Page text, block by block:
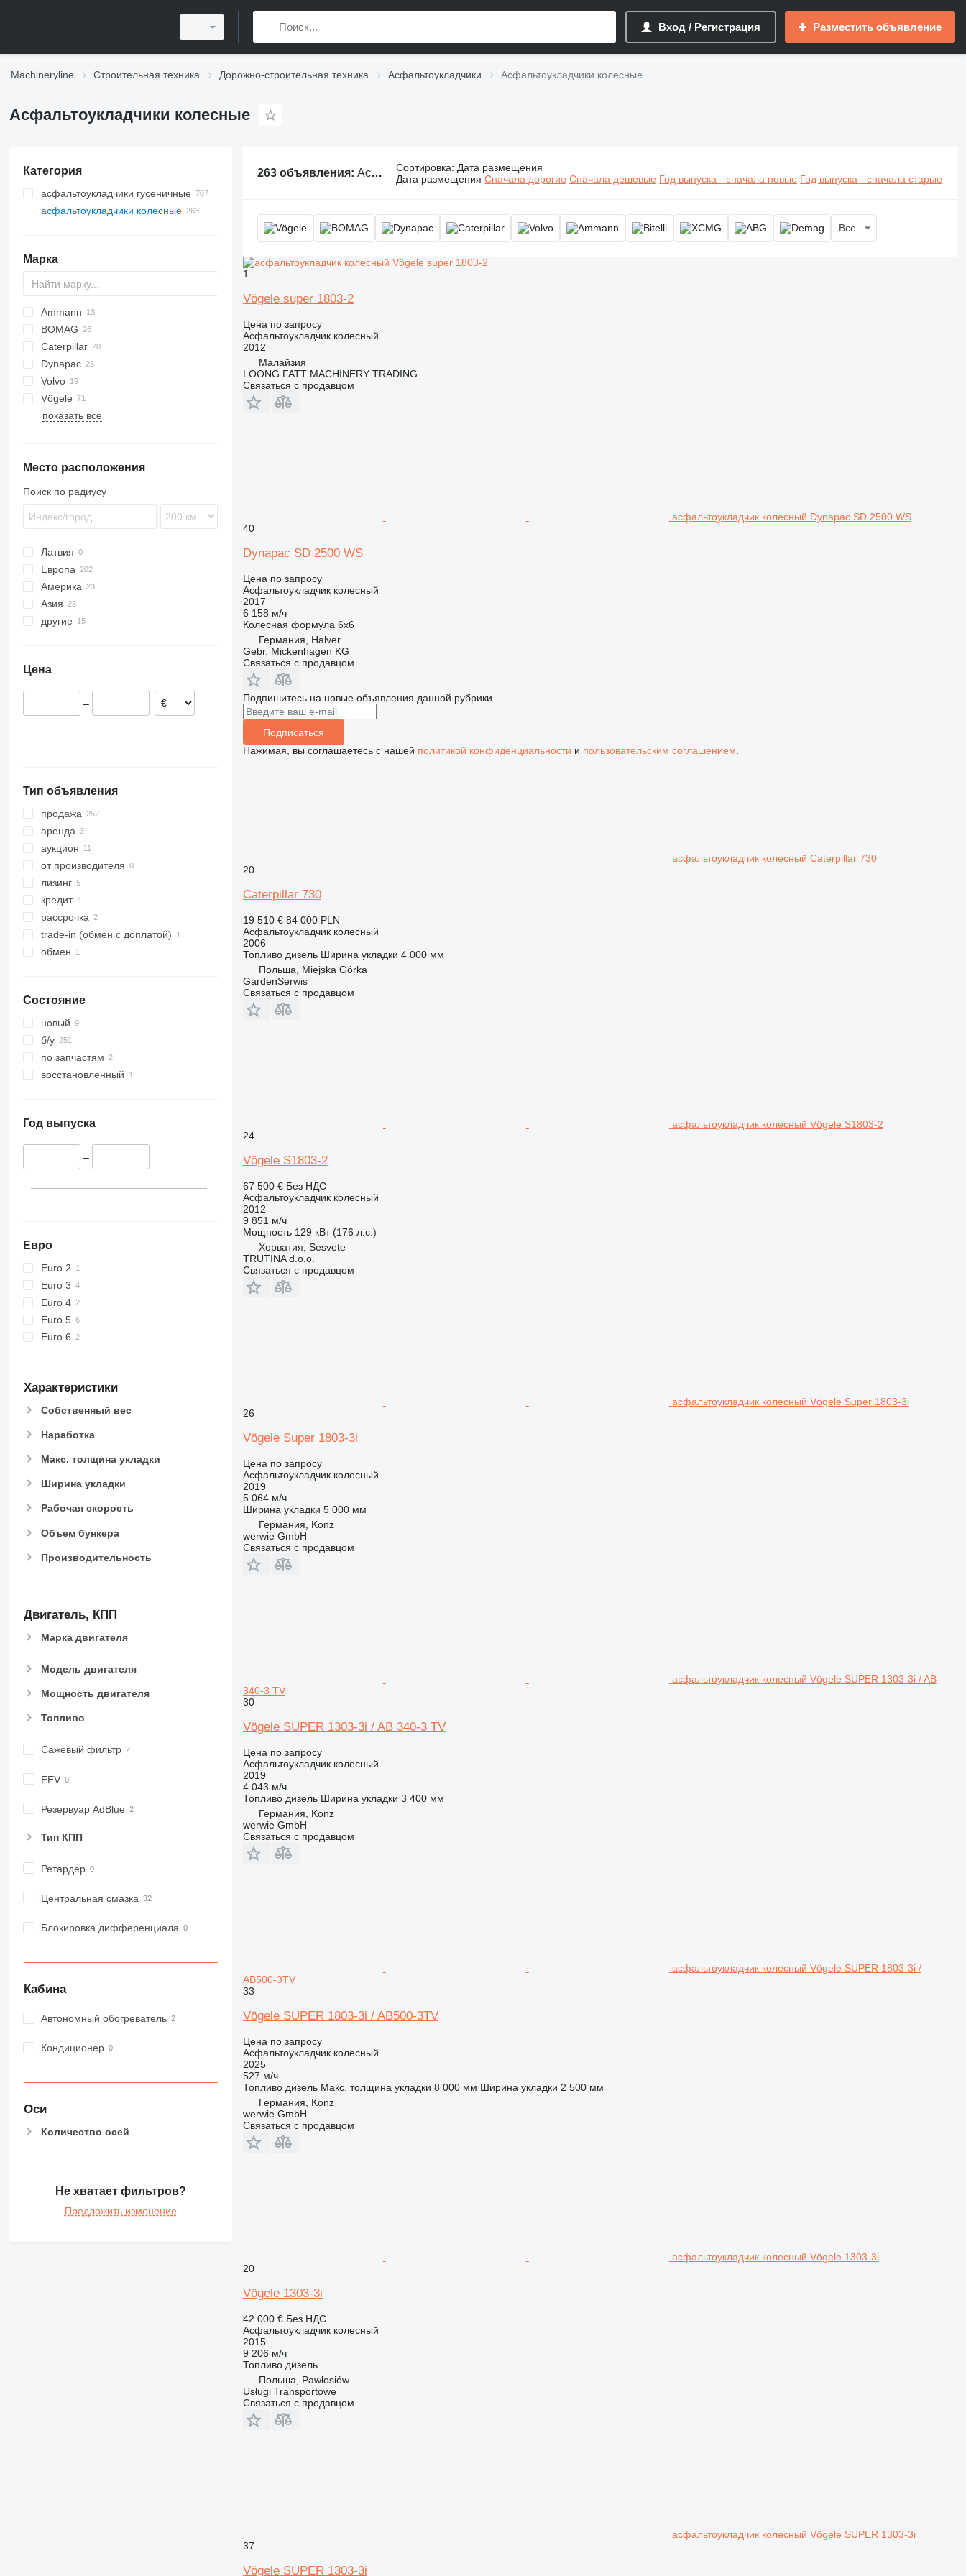
Вход / Регистрация Разместить объявление
Machineryline Строительная техника Дорожно-строительная техника Асфальтоукладчики Асфальтоукладчики колесные
Асфальтоукладчики колесные
Категория
асфальтоукладчики гусеничные
асфальтоукладчики колесные
Марка
Titan
Ammann
AFW
VFA
BOMAG
BF
BB
SF
Caterpillar
730
AP
DF
Dynapac
F series
SD
L-series
MF
MF
SP
SAP
ST
HA
Volvo
6870
Vögele
AB
W-series
RP
показать все
Место расположения
Поиск по радиусу
Латвия
Европа
Италия
Германия
Нидерланды
Литва
Норвегия
Америка
США
Мексика
Азия
Китай
другие
Цена
–
Тип объявления
продажа
аренда
аукцион
от производителя
лизинг
кредит
рассрочка
trade-in (обмен с доплатой)
обмен
Состояние
новый
б/у
по запчастям
восстановленный
Год выпуска
–
Евро
Euro 2
Euro 3
Euro 4
Euro 5
Euro 6
Характеристики
Собственный вес
Наработка
Макс. толщина укладки
Ширина укладки
Рабочая скорость
Объем бункера
Производительность
Двигатель, КПП
Марка двигателя
Модель двигателя
Мощность двигателя
Топливо
Сажевый фильтр
EEV
Резервуар AdBlue
Тип КПП
Ретардер
Центральная смазка
Блокировка дифференциала
Кабина
Автономный обогреватель
Кондиционер
Оси
Количество осей
Не хватает фильтров?
Предложить изменение
263 объявления: Асфальтоукладчики колесные, асфальтоукладчик на колесном ходу Сортировка: Дата размещения
Дата размещения Сначала дорогие Сначала дешевые Год выпуска - сначала новые Год выпуска - сначала старые
Все
1
Vögele super 1803-2
Цена по запросу
Асфальтоукладчик колесный
2012
Малайзия
LOONG FATT MACHINERY TRADING
Связаться с продавцом
асфальтоукладчик колесный Dynapac SD 2500 WS
40
Dynapac SD 2500 WS
Цена по запросу
Асфальтоукладчик колесный
2017
6 158 м/ч
Колесная формула 6x6
Германия, Halver
Gebr. Mickenhagen KG
Связаться с продавцом
Подпишитесь на новые объявления данной рубрики
Подписаться
Нажимая, вы соглашаетесь с нашей политикой конфиденциальности и пользовательским соглашением
асфальтоукладчик колесный Caterpillar 730
20
Caterpillar 730
19 510 € 84 000 PLN
Асфальтоукладчик колесный
2006
Топливо дизель Ширина укладки 4 000 мм
Польша, Miejska Górka
GardenSerwis
Связаться с продавцом
асфальтоукладчик колесный Vögele S1803-2
24
Vögele S1803-2
67 500 € Без НДС
Асфальтоукладчик колесный
2012
9 851 м/ч
Мощность 129 кВт (176 л.с.)
Хорватия, Sesvete
TRUTINA d.o.o.
Связаться с продавцом
асфальтоукладчик колесный Vögele Super 1803-3i
26
Vögele Super 1803-3i
Цена по запросу
Асфальтоукладчик колесный
2019
5 064 м/ч
Ширина укладки 5 000 мм
Германия, Konz
werwie GmbH
Связаться с продавцом
асфальтоукладчик колесный Vögele SUPER 1303-3i / AB
340-3 TV
30
Vögele SUPER 1303-3i / AB 340-3 TV
Цена по запросу
Асфальтоукладчик колесный
2019
4 043 м/ч
Топливо дизель Ширина укладки 3 400 мм
Германия, Konz
werwie GmbH
Связаться с продавцом
асфальтоукладчик колесный Vögele SUPER 1803-3i /
AB500-3TV
33
Vögele SUPER 1803-3i / AB500-3TV
Цена по запросу
Асфальтоукладчик колесный
2025
527 м/ч
Топливо дизель Макс. толщина укладки 8 000 мм Ширина укладки 2 500 мм
Германия, Konz
werwie GmbH
Связаться с продавцом
асфальтоукладчик колесный Vögele 1303-3i
20
Vögele 1303-3i
42 000 € Без НДС
Асфальтоукладчик колесный
2015
9 206 м/ч
Топливо дизель
Польша, Pawłosiów
Usługi Transportowe
Связаться с продавцом
асфальтоукладчик колесный Vögele SUPER 1303-3i
37
Vögele SUPER 1303-3i